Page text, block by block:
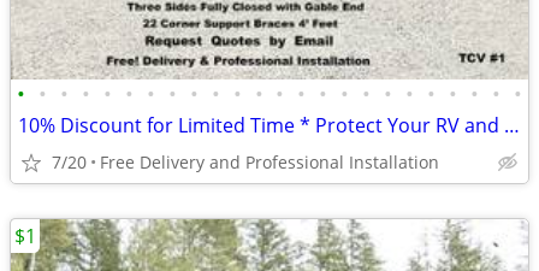
• • • • • • • • • • • • • • • • • • • • • • • •
10% Discount for Limited Time * Protect Your RV and Boat *
7/20 Free Delivery and Professional Installation
$1